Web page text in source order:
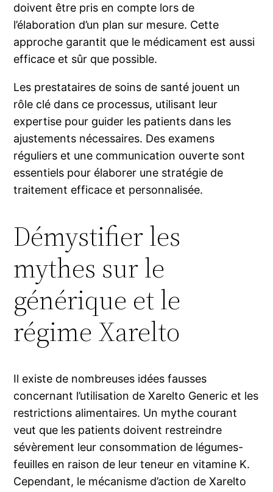
doivent être pris en compte lors de
l’élaboration d’un plan sur mesure. Cette
approche garantit que le médicament est aussi
efficace et sûr que possible.
Les prestataires de soins de santé jouent un
rôle clé dans ce processus, utilisant leur
expertise pour guider les patients dans les
ajustements nécessaires. Des examens
réguliers et une communication ouverte sont
essentiels pour élaborer une stratégie de
traitement efficace et personnalisée.
Démystifier les
mythes sur le
générique et le
régime Xarelto
Il existe de nombreuses idées fausses
concernant l’utilisation de Xarelto Generic et les
restrictions alimentaires. Un mythe courant
veut que les patients doivent restreindre
sévèrement leur consommation de légumes-
feuilles en raison de leur teneur en vitamine K.
Cependant, le mécanisme d’action de Xarelto